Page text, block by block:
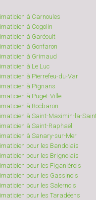
à Carnoules
à Cogolin
à Garéoult
à Gonfaron
à Grimaud
à Le Luc
à Pierrefeu-du-Var
à Pignans
à Puget-Ville
à Rocbaron
à Saint-Maximin-la-
à Saint-Raphaël
à Sanary-sur-Mer
pour les Bandolais
pour les Brignolais
pour les Figanièrois
pour les Gassinois
pour les Salernois
pour les Taradéens